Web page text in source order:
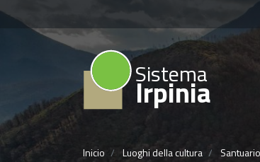
Sistema
Irpinia
Inicio Luoghi della cultura